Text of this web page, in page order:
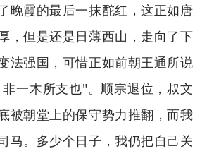
晚霞的最后一抹酡红，这正如唐
，但是还是日薄西山，走向了下
法强国，可惜正如前朝王通所说
一木所支也"。顺宗退位，叔文
被朝堂上的保守势力推翻，而我
马。多少个日子，我仍把自己关